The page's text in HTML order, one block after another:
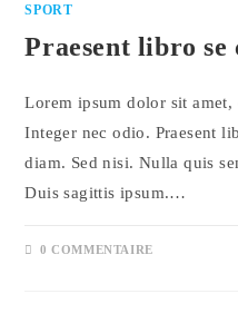
SPORT
Praesent libro se
Lorem ipsum dolor sit
Integer nec odio. Praesent
diam. Sed nisi. Nulla quis
Duis sagittis ipsum.…
0 COMMENTAIRE